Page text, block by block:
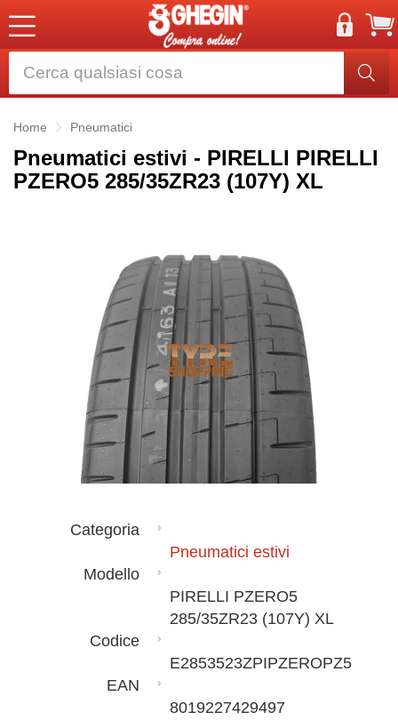
Home Pneumatici
Pneumatici estivi - PIRELLI PIRELLI
PZERO5 285/35ZR23 (107Y) XL
Categoria
Pneumatici estivi
Modello
PIRELLI PZERO5
285/35ZR23 (107Y) XL
Codice
E2853523ZPIPZEROPZ5
EAN
8019227429497